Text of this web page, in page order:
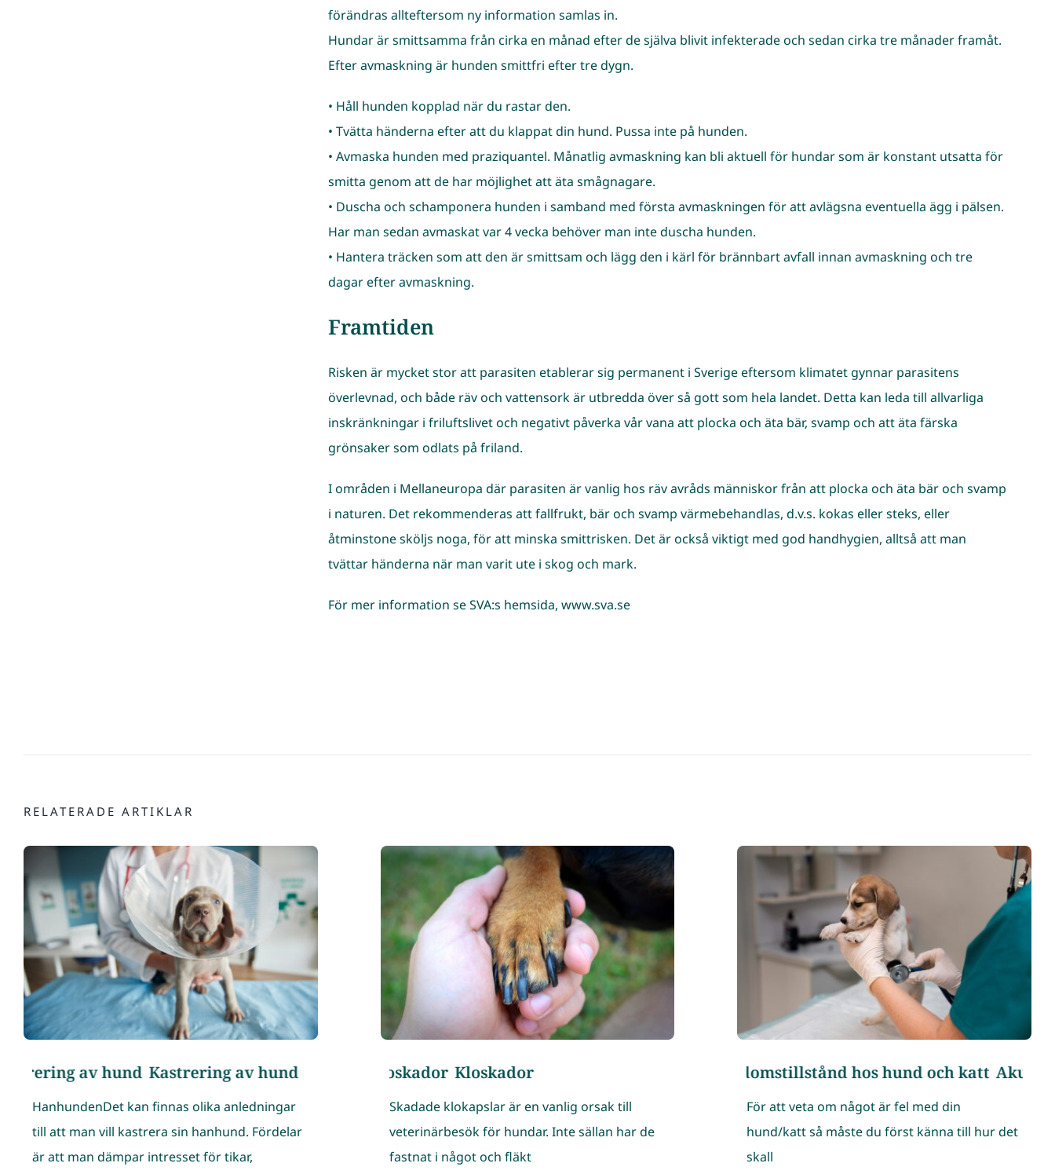
förändras allteftersom ny information samlas in.
Hundar är smittsamma från cirka en månad efter de själva blivit infekterade och sedan cirka tre månader framåt.
Efter avmaskning är hunden smittfri efter tre dygn.
• Håll hunden kopplad när du rastar den.
• Tvätta händerna efter att du klappat din hund. Pussa inte på hunden.
• Avmaska hunden med praziquantel. Månatlig avmaskning kan bli aktuell för hundar som är konstant utsatta för
smitta genom att de har möjlighet att äta smågnagare.
• Duscha och schamponera hunden i samband med första avmaskningen för att avlägsna eventuella ägg i pälsen.
Har man sedan avmaskat var 4 vecka behöver man inte duscha hunden.
• Hantera träcken som att den är smittsam och lägg den i kärl för brännbart avfall innan avmaskning och tre
dagar efter avmaskning.
Framtiden
Risken är mycket stor att parasiten etablerar sig permanent i Sverige eftersom klimatet gynnar parasitens
överlevnad, och både räv och vattensork är utbredda över så gott som hela landet. Detta kan leda till allvarliga
inskränkningar i friluftslivet och negativt påverka vår vana att plocka och äta bär, svamp och att äta färska
grönsaker som odlats på friland.
I områden i Mellaneuropa där parasiten är vanlig hos räv avråds människor från att plocka och äta bär och svamp
i naturen. Det rekommenderas att fallfrukt, bär och svamp värmebehandlas, d.v.s. kokas eller steks, eller
åtminstone sköljs noga, för att minska smittrisken. Det är också viktigt med god handhygien, alltså att man
tvättar händerna när man varit ute i skog och mark.
För mer information se SVA:s hemsida,www.sva.se
RELATERADE ARTIKLAR
av hund Kastrering av hund
HanhundenDet kan finnas olika anledningar
till att man vill kastrera sin hanhund. Fördelar
är att man dämpar intresset för tikar,ㅤ
Kloskador Kloskador
Skadade klokapslar är en vanlig orsak till
veterinärbesök för hundar. Inte sällan har de
fastnat i något och fläktㅤ
Akuta sjukdomstillstånd hos hund och katt Akuta
För att veta om något är fel med din
hund/katt så måste du först känna till hur det
skallㅤ